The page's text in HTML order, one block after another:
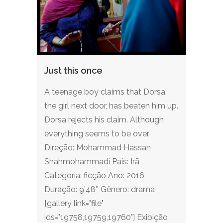
Just this once
A teenage boy claims that Dorsa,
the girl next door, has beaten him up.
Dorsa rejects his claim. Although
everything seems to be over.
Direção: Mohammad Hassan
Shahmohammadi País: Irã
Categoria: ficção Ano: 2016
Duração: 9’48’’ Gênero: drama
[gallery link="file"
ids="19758,19759,19760"] Exibição